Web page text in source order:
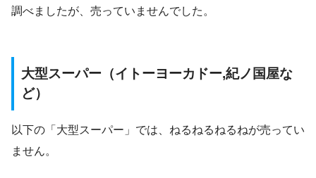
調べましたが、売っていませんでした。
大型スーパー（イトーヨーカドー,紀ノ国屋な
ど）
以下の「大型スーパー」では、ねるねるねるねが売ってい
ません。